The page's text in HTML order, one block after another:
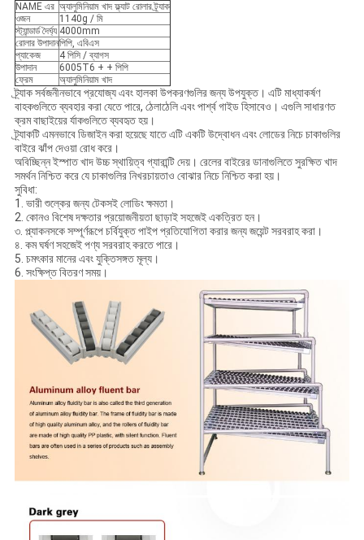
NAME এর অ্যালুমিনিয়াম খাদ ফ্ল্যাট রোলার ট্র্যাক
ওজন
1140g / মি
স্ট্যান্ডার্ড দৈর্ঘ্য 4000mm
রোলার উপাদানপিপি, এবিএস
প্যাকেজ
4 পিসি / ব্যাগস
উপাদান
6005T6 + + পিপি
ফ্রেম
অ্যালুমিনিয়াম খাদ
ট্র্যাক সর্বজনীনভাবে প্রযোজ্য এবং হালকা উপকরণগুলির জন্য উপযুক্ত। এটি মাধ্যাকর্ষণ
বাহকগুলিতে ব্যবহার করা যেতে পারে, ঠেলাঠেলি এবং পার্শ্ব গাইড হিসাবেও। এগুলি সাধারণত
ক্রম বাছাইয়ের র্যাকগুলিতে ব্যবহৃত হয়।
ট্র্যাকটি এমনভাবে ডিজাইন করা হয়েছে যাতে এটি একটি উদ্বোধন এবং লোডের নিচে চাকাগুলির
বাইরে ঝাঁপ দেওয়া রোধ করে।
অবিচ্ছিন্ন ইস্পাত খাদ উচ্চ স্থায়িত্ব গ্যারান্টি দেয়। রেলের বাইরের ডানাগুলিতে সুরক্ষিত খাদ
সমর্থন নিশ্চিত করে যে চাকাগুলির নিখরচায়তাও বোঝার নিচে নিশ্চিত করা হয়।
সুবিধা:
1. ভারী শুল্কের জন্য টেকসই লোডিং ক্ষমতা।
2. কোনও বিশেষ দক্ষতার প্রয়োজনীয়তা ছাড়াই সহজেই একত্রিত হন।
৩. প্ল্যাকনসকে সম্পূর্ণরূপে চর্বিযুক্ত পাইপ প্রতিযোগিতা করার জন্য জয়েন্ট সরবরাহ করা।
৪. কম ঘর্ষণ সহজেই পণ্য সরবরাহ করতে পারে।
5. চমৎকার মানের এবং যুক্তিসঙ্গত মূল্য।
6. সংক্ষিপ্ত বিতরণ সময়।